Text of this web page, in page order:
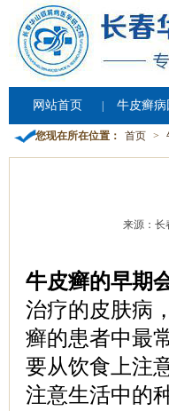
网站首页 牛皮癣病
您现在所在位置： 首页 >
来源：长
牛皮癣的早期
治疗的皮肤病
癣的患者中最
要从饮食上注
注意生活中的